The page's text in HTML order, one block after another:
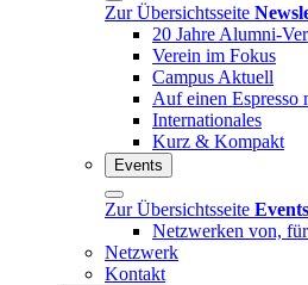
Zur Übersichtsseite
20 Jahre Alumni-
Verein im Fokus
Campus Aktuell
Auf einen Espresso
Internationales
Kurz & Kompakt
Events
Zur Übersichtsseite Events
Netzwerken von,
Netzwerk
Kontakt